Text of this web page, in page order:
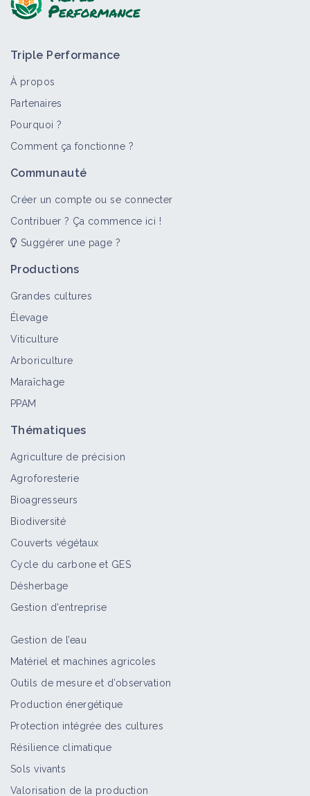
Triple Performance
À propos
Partenaires
Pourquoi ?
Comment ça fonctionne ?
Communauté
Créer un compte ou se connecter
Contribuer ? Ça commence ici !
Suggérer une page ?
Productions
Grandes cultures
Élevage
Viticulture
Arboriculture
Maraîchage
PPAM
Thématiques
Agriculture de précision
Agroforesterie
Bioagresseurs
Biodiversité
Couverts végétaux
Cycle du carbone et GES
Désherbage
Gestion d'entreprise
Gestion de l’eau
Matériel et machines agricoles
Outils de mesure et d’observation
Production énergétique
Protection intégrée des cultures
Résilience climatique
Sols vivants
Valorisation de la production